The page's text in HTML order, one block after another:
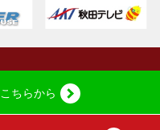
こちらから